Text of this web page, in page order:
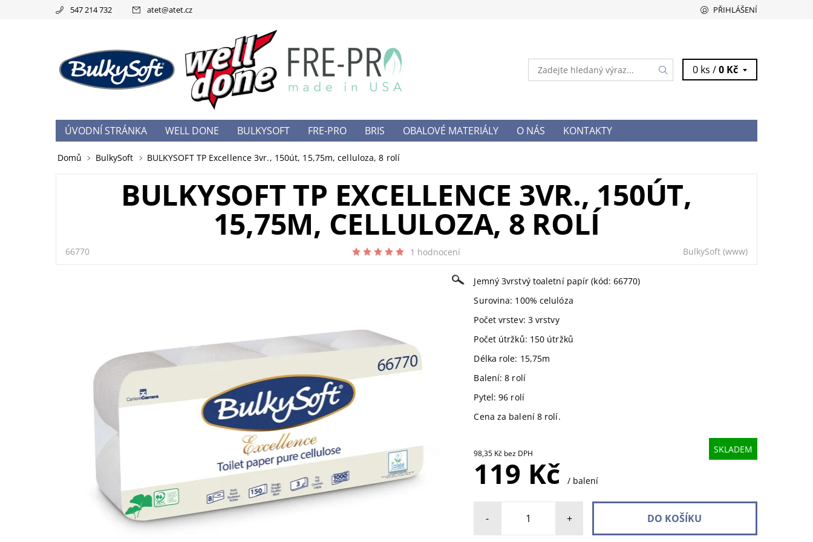
547 214 732 atet@atet.cz PŘIHLÁŠENÍ
0 ks /0 Kč
ÚVODNÍ STRÁNKA WELL DONE BULKYSOFT FRE-PRO BRIS OBALOVÉ MATERIÁLY O NÁS
KONTAKTY
OBCHODNÍ PODMÍNKY
PODMÍNKY OCHRANY OSOBNÍCH DAT
Domů BulkySoft BULKYSOFT TP Excellence 3vr., 150út, 15,75m, celluloza, 8 rolí
BULKYSOFT TP EXCELLENCE 3VR., 150ÚT,
15,75M, CELLULOZA, 8 ROLÍ
66770 1 hodnocení BulkySoft (www)
Jemný 3vrstvý toaletní papír (kód: 66770)
Surovina: 100% celulóza
Počet vrstev: 3 vrstvy
Počet útržků: 150 útržků
Délka role: 15,75m
Balení: 8 rolí
Pytel: 96 rolí
Cena za balení 8 rolí.
98,35 Kč bez DPH SKLADEM
119 Kč/ balení
- +